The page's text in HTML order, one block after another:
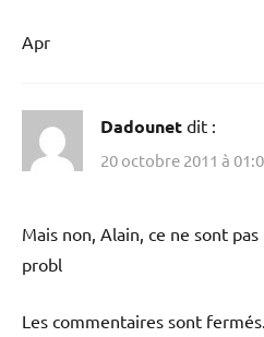
Apr
Dadounet dit :
20 octobre 2011 à
Mais non, Alain, ce ne sont
probl
Les commentaires sont fermés.